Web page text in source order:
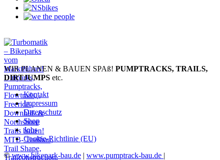
WIR PLANEN & BAUEN SPAß! PUMPTRACKS, TRAILS,
DIRTJUMPS etc.
Kontakt
Impressum
Datenschutz
Shop
Jobs
Cookie-Richtlinie (EU)
©www.bikepark-bau.de | www.pumptrack-bau.de |